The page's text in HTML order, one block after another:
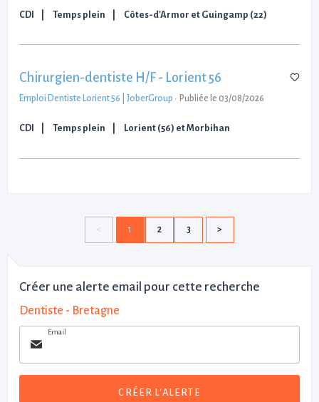
CDI Temps plein Côtes-d'Armor et Guingamp (22)
Chirurgien-dentiste H/F - Lorient 56
Emploi Dentiste Lorient 56 | JoberGroup - Publiée le 03/08/2026
CDI Temps plein Lorient (56) et Morbihan
1 2 3
Créer une alerte email pour cette recherche
Dentiste - Bretagne
Email
CRÉER L'ALERTE